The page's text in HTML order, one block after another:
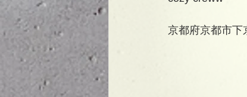
京都府京都市下